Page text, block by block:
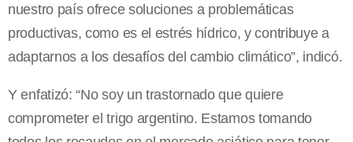
nuestro país ofrece soluciones a problemáticas
productivas, como es el estrés hídrico, y contribuye a
adaptarnos a los desafíos del cambio climático”, indicó.
Y enfatizó: “No soy un trastornado que quiere
comprometer el trigo argentino. Estamos tomando